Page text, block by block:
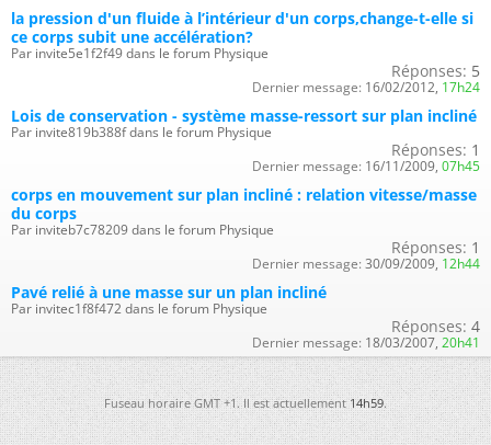
la pression d'un fluide à l’intérieur d'un corps,change-t-elle si
ce corps subit une accélération?
Par invite5e1f2f49 dans le forum Physique
Réponses: 5
Dernier message: 16/02/2012, 17h24
Lois de conservation - système masse-ressort sur plan incliné
Par invite819b388f dans le forum Physique
Réponses: 1
Dernier message: 16/11/2009, 07h45
corps en mouvement sur plan incliné : relation vitesse/masse
du corps
Par inviteb7c78209 dans le forum Physique
Réponses: 1
Dernier message: 30/09/2009, 12h44
Pavé relié à une masse sur un plan incliné
Par invitec1f8f472 dans le forum Physique
Réponses: 4
Dernier message: 18/03/2007, 20h41
Fuseau horaire GMT +1. Il est actuellement14h59.